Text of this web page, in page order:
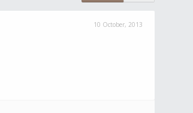
10 October, 2013